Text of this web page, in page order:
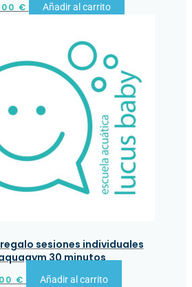
€ Añadir al carrito
sesiones individuales
30 minutos
€ Añadir al carrito